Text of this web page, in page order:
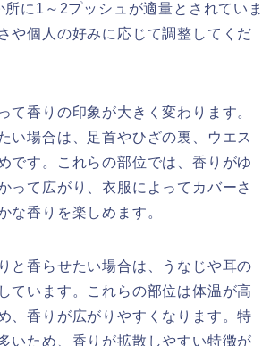
所に1～2プッシュが適量とされていま
や個人の好みに応じて調整してくだ
て香りの印象が大きく変わります。
い場合は、足首やひざの裏、ウエス
です。これらの部位では、香りがゆ
って広がり、衣服によってカバーさ
な香りを楽しめます。
と香らせたい場合は、うなじや耳の
ています。これらの部位は体温が高
、香りが広がりやすくなります。特
いため、香りが拡散しやすい特徴が